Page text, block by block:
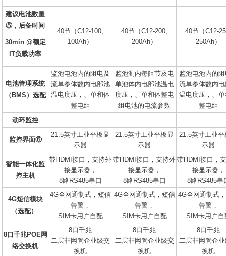
建议电池数量
⑤，后备时间
30min @额定
IT负载功率
40节（C12-100,
100Ah）
40节（C12-200,
200Ah）
40节（C12-
250Ah）
电池管理系统
（BMS）选配
监池电池内的阻电及
流单参体数内电部池
温电度压，、单和体
整电组
监池测内每阻节及电
单池体内电部池温电
度压，、单和体整电
组电池的电流参数
监池电池内的
流单参体数内
温电度压，、
整电组
动环监控
监控界面⑥
21.5英寸工业平板显
示器
21.5英寸工业平板显
示器
21.5英寸工业
示器
智能一体化监
控主机
带HDMI接口，支持外
接显示器，
8路RS485串口
带HDMI接口，支持外
接显示器，
8路RS485串口
带HDMI接口，
接显示器，
8路RS485串
4G短信模块
（选配）
4G全网通制式，短信
告警，
SIM卡用户自配
4G全网通制式，短信
告警，
SIM卡用户自配
4G全网通制式
告警，
SIM卡用户自
8口千兆POE网
络交换机
8口千兆
二层非网管企业级交
换机
8口千兆
二层非网管企业级交
换机
8口千兆
二层非网管企
换机